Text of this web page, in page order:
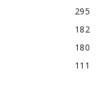
295
182
180
111